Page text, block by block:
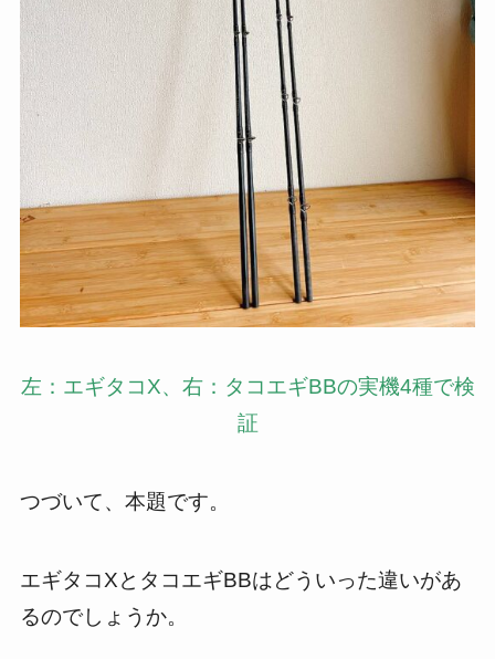
左：エギタコX、右：タコエギBBの実機4種で検
証
つづいて、本題です。
エギタコXとタコエギBBはどういった違いがあ
るのでしょうか。